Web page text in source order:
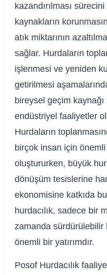
kazandırılması
kaynakların
atık miktarının
sağlar. Hurdaların
işlenmesi ve yeniden
getirilmesi
bireysel geçim
endüstriyel faaliyetler
Hurdaların
birçok insan için
oluştururken, büyük
dönüşüm tesislerine
ekonomisine katkıda
hurdacılık, sadece bir
zamanda sürdürülebilir
önemli bir yatırımdır.
Posof Hurdacılık